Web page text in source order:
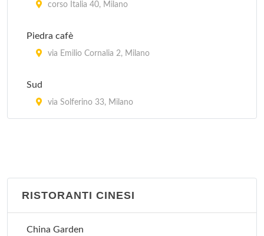
corso Italia 40, Milano
Piedra cafè
via Emilio Cornalia 2, Milano
Sud
via Solferino 33, Milano
RISTORANTI CINESI
China Garden